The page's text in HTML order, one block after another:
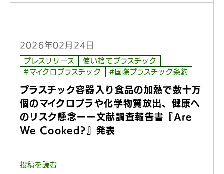
2026年02月24日
プレスリリース
使い捨てプラスチック
#マイクロプラスチック
#国際プラスチック条約
プラスチック容器入り食品の加熱で数十万
個のマイクロプラや化学物質放出、健康へ
のリスク懸念ーー文献調査報告書『Are
We Cooked?』発表
投稿を読む